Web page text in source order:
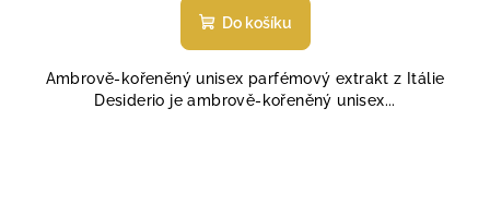
produktu
z
5
Do košíku
Ambrově-kořeněný unisex parfémový extrakt z Itálie
Desiderio je ambrově-kořeněný unisex...